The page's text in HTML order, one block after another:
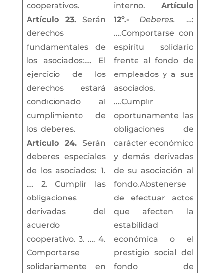
cooperativos.
Artículo 23. Serán
derechos
fundamentales de
los asociados:…. El
ejercicio de los
derechos estará
condicionado al
cumplimiento de
los deberes.
Artículo 24. Serán
deberes especiales
de los asociados: 1.
…. 2. Cumplir las
obligaciones
derivadas del
acuerdo
cooperativo. 3. …. 4.
Comportarse
solidariamente en
interno. Artículo
12º.-
Deberes.
…:
….Comportarse con
espíritu solidario
frente al fondo de
empleados y a sus
asociados.
….Cumplir
oportunamente las
obligaciones de
carácter económico
y demás derivadas
de su asociación al
fondo.Abstenerse
de efectuar actos
que afecten la
estabilidad
económica o el
prestigio social del
fondo de